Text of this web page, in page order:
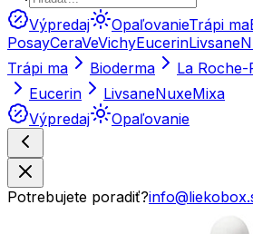
Výpredaj OpaľovanieTrápi ma
PosayCeraVeVichyEucerinLivsane
Trápi ma
Bioderma La Roche-
Eucerin
LivsaneNuxeMixa
Výpredaj
Opaľovanie
Potrebujete poradiť?